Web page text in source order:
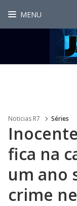
MENU
Noticias R7 Séries
fica na
um ano
crime